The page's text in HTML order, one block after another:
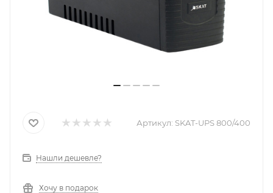
Артикул: SKAT-UPS 800/400
Нашли дешевле?
Хочу в подарок